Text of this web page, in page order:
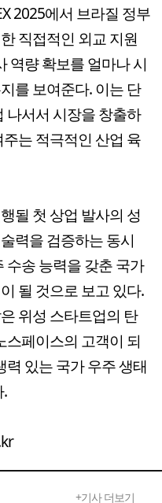
2025에서 브라질 정부
직접적인 외교 지원
역량 확보를 얼마나 시
를 보여준다. 이는 단
나서서 시장을 창출하
는 적극적인 산업 육
될 첫 상업 발사의 성
력을 검증하는 동시
수송 능력을 갖춘 국가
될 것으로 보고 있다.
위성 스타트업의 탄
스페이스의 고객이 되
있는 국가 우주 생태
.
+기사 더보기